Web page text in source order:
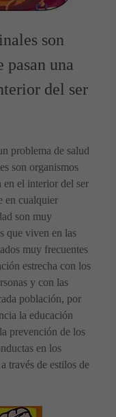
son
pasan una
del ser
problema de salud
son organismos
en el interior del ser
en cualquier
son muy
que viven en las
muy frecuentes
estrecha con los
y con las
población, por
la educación
prevención de los
en los
través de estilos de